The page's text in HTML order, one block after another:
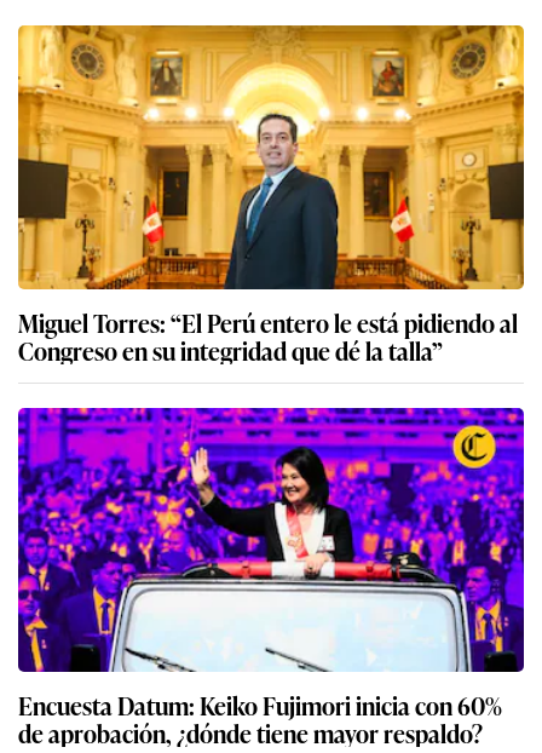
Miguel Torres: “El Perú entero le está pidiendo al
Congreso en su integridad que dé la talla”
Encuesta Datum: Keiko Fujimori inicia con 60%
de aprobación, ¿dónde tiene mayor respaldo?